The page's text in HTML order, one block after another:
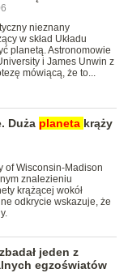
nieznany
w skład Układu
planetą. Astronomowie
i James Unwin z
mówiącą, że to...
Duża planeta krąży
of Wisconsin-Madison
znalezieniu
krążącej wokół
odkrycie wskazuje, że
jeden z
egzoświatów